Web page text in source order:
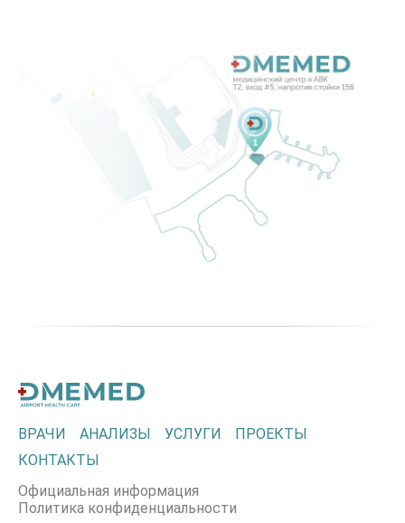
ВРАЧИ АНАЛИЗЫ УСЛУГИ
ПРОЕКТЫ
КОНТАКТЫ
Официальная информация
Политика конфиденциальности